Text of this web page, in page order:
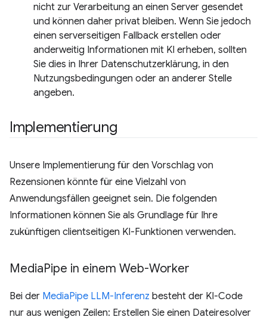
nicht zur Verarbeitung an einen Server gesendet
und können daher privat bleiben. Wenn Sie jedoch
einen serverseitigen Fallback erstellen oder
anderweitig Informationen mit KI erheben, sollten
Sie dies in Ihrer Datenschutzerklärung, in den
Nutzungsbedingungen oder an anderer Stelle
angeben.
Implementierung
Unsere Implementierung für den Vorschlag von
Rezensionen könnte für eine Vielzahl von
Anwendungsfällen geeignet sein. Die folgenden
Informationen können Sie als Grundlage für Ihre
zukünftigen clientseitigen KI-Funktionen verwenden.
MediaPipe in einem Web-Worker
Bei der MediaPipe LLM-Inferenz besteht der KI-Code
nur aus wenigen Zeilen: Erstellen Sie einen Dateiresolver